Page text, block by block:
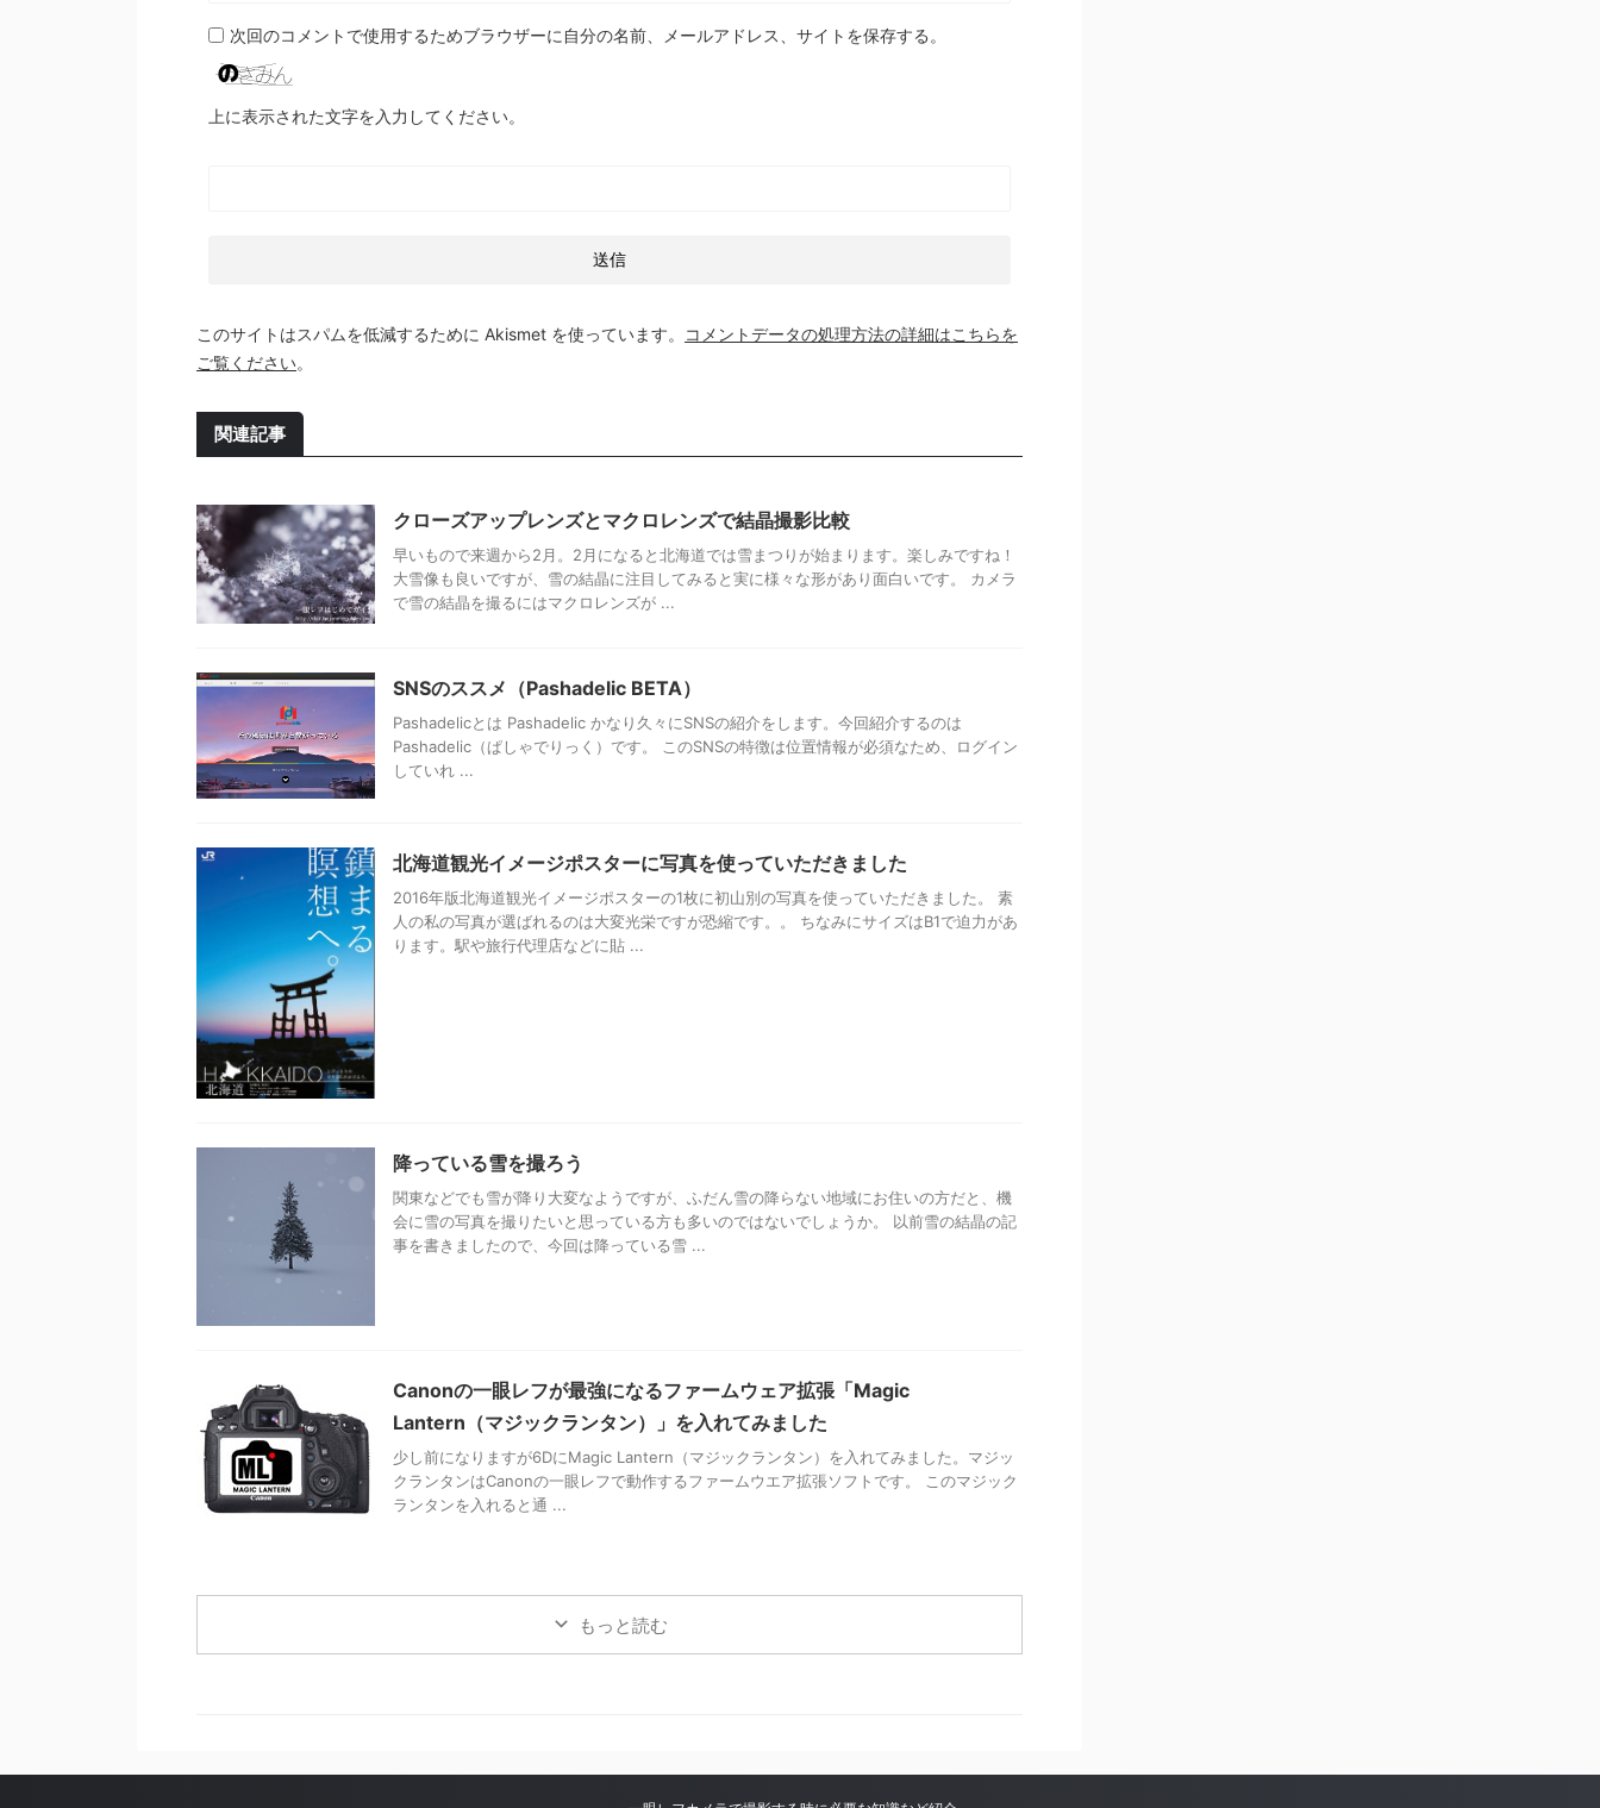
次回のコメントで使用するためブラウザーに自分の名前、メールアドレス、サイトを保存する。
上に表示された文字を入力してください。
このサイトはスパムを低減するために Akismet を使っています。
コメントデータの処理方法の詳細はこちらを
ご覧ください。
関連記事
クローズアップレンズとマクロレンズで結晶撮影比較
早いもので来週から2月。2月になると北海道では雪まつりが始まります。楽しみですね！
大雪像も良いですが、雪の結晶に注目してみると実に様々な形があり面白いです。 カメラ
で雪の結晶を撮るにはマクロレンズが ...
SNSのススメ（Pashadelic BETA）
Pashadelicとは Pashadelic かなり久々にSNSの紹介をします。今回紹介するのは
Pashadelic（ぱしゃでりっく）です。 このSNSの特徴は位置情報が必須なため、ログイン
していれ ...
北海道観光イメージポスターに写真を使っていただきました
2016年版北海道観光イメージポスターの1枚に初山別の写真を使っていただきました。 素
人の私の写真が選ばれるのは大変光栄ですが恐縮です。。 ちなみにサイズはB1で迫力があ
ります。駅や旅行代理店などに貼 ...
降っている雪を撮ろう
関東などでも雪が降り大変なようですが、ふだん雪の降らない地域にお住いの方だと、機
会に雪の写真を撮りたいと思っている方も多いのではないでしょうか。 以前雪の結晶の記
事を書きましたので、今回は降っている雪 ...
Canonの一眼レフが最強になるファームウェア拡張「Magic
Lantern（マジックランタン）」を入れてみました
少し前になりますが6DにMagic Lantern（マジックランタン）を入れてみました。マジッ
クランタンはCanonの一眼レフで動作するファームウエア拡張ソフトです。 このマジック
ランタンを入れると通 ...
もっと読む